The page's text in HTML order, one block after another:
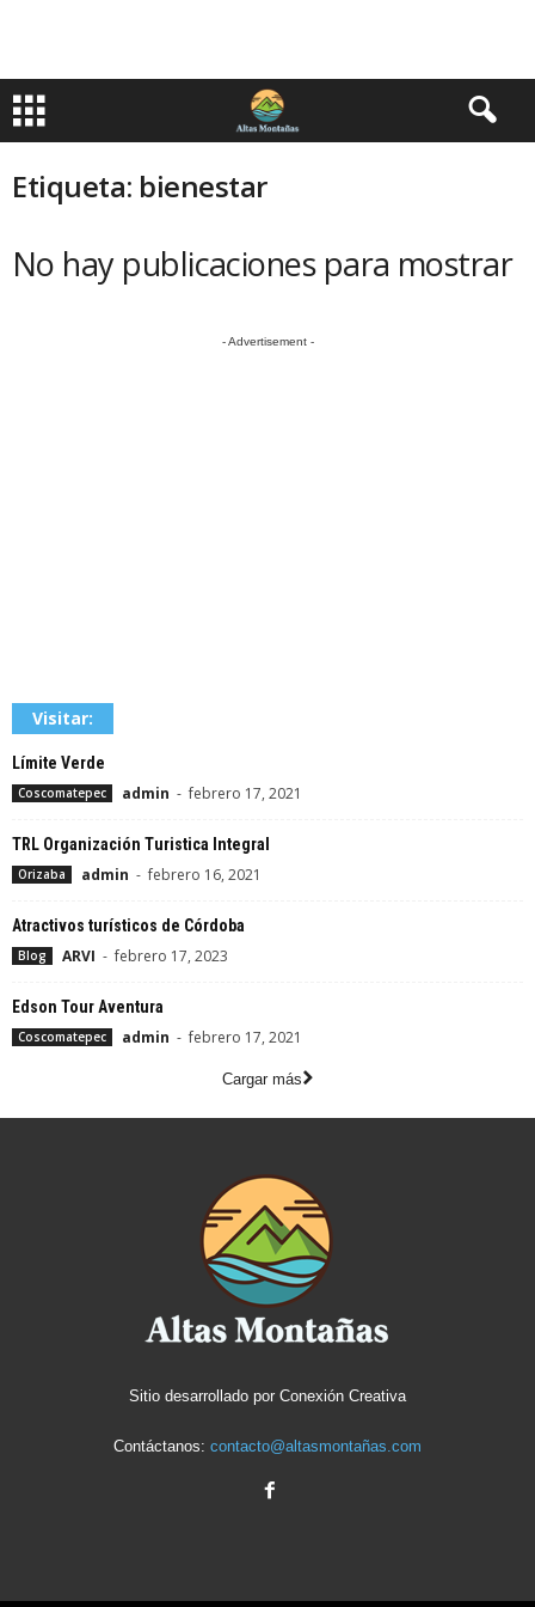
Etiqueta: bienestar
No hay publicaciones para mostrar
- Advertisement -
Visitar:
Límite Verde
Coscomatepec admin - febrero 17, 2021
TRL Organización Turistica Integral
Orizaba admin - febrero 16, 2021
Atractivos turísticos de Córdoba
Blog ARVI - febrero 17, 2023
Edson Tour Aventura
Coscomatepec admin - febrero 17, 2021
Cargar más
Sitio desarrollado por Conexión Creativa
Contáctanos: contacto@altasmontañas.com